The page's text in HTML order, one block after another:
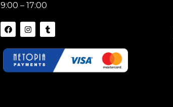
9:00 – 17:00